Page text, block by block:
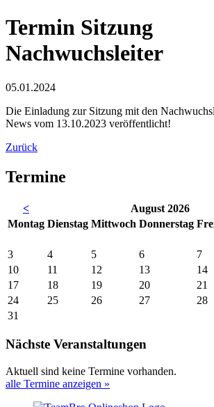
Termin Sitzung
Nachwuchsleiter
05.01.2024
Die Einladung zur Sitzung mit den
News vom 13.10.2023 veröffentlicht!
Zurück
Termine
<
August 2026
Montag Dienstag Mittwoch Donnerstag Fr
3
4 5 6 7
10
11 12 13 14
17
18 19 20 21
24
25 26 27 28
31
Nächste Veranstaltungen
Aktuell sind keine Termine vorhanden.
alle Termine anzeigen »